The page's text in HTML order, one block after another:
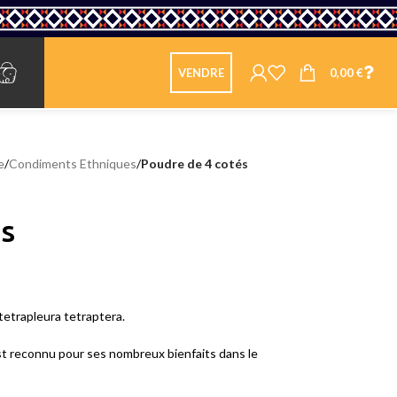
VENDRE 0,00€
/Condiments Ethniques/Poudre de 4 cotés
tetrapleura tetraptera.
reconnu pour ses nombreux bienfaits dans le